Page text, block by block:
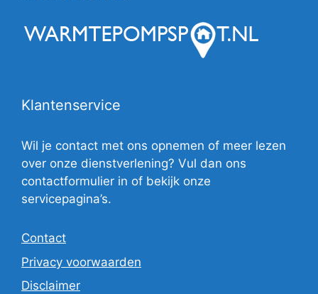
Klantenservice
Wil je contact met ons opnemen of meer lezen
over onze dienstverlening? Vul dan ons
contactformulier in of bekijk onze
servicepagina’s.
Contact
Privacy voorwaarden
Disclaimer